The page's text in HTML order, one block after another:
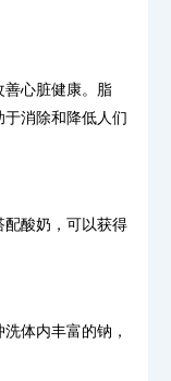
善心脏健康。脂
消除和降低人们
配酸奶，可以获得
体内丰富的钠，